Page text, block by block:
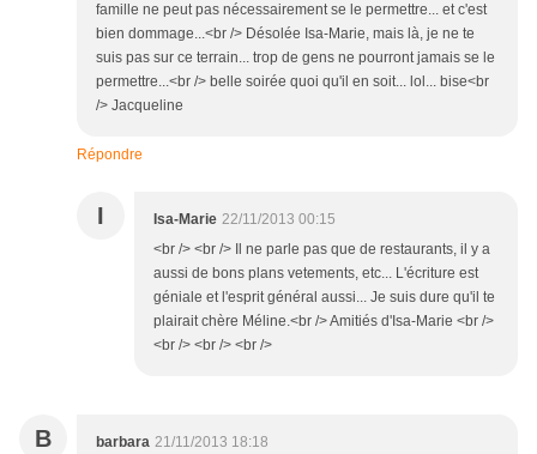
famille ne peut pas nécessairement se le permettre... et c'est
bien dommage...<br /> Désolée Isa-Marie, mais là, je ne te
suis pas sur ce terrain... trop de gens ne pourront jamais se le
permettre...<br /> belle soirée quoi qu'il en soit... lol... bise<br
/> Jacqueline
Répondre
I Isa-Marie 22/11/2013 00:15
<br /> <br /> Il ne parle pas que de restaurants, il y a
aussi de bons plans vetements, etc... L'écriture est
géniale et l'esprit général aussi... Je suis dure qu'il te
plairait chère Méline.<br /> Amitiés d'Isa-Marie <br />
<br /> <br /> <br />
B barbara 21/11/2013 18:18